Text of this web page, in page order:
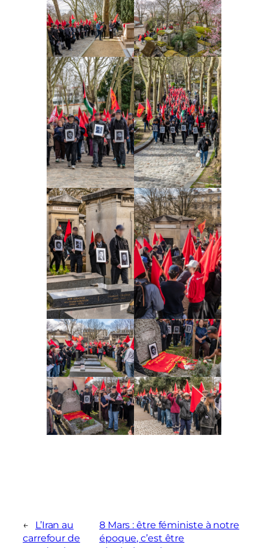
←
L’Iran au
carrefour de
8 Mars : être féministe à notre
époque, c’est être